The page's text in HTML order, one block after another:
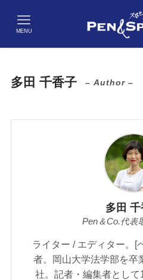
MENU
多田 千香子 – Author –
多田 千
Pen＆Co.代表
ライター / エディター。[
者。岡山大学法学部を卒
社。記者・編集者とし